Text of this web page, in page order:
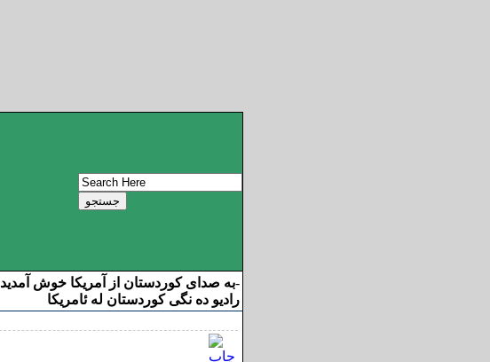
به صدای کوردستان از آمریکا خوش آمدید-
رادیو ده نگی کوردستان له ئامریکا